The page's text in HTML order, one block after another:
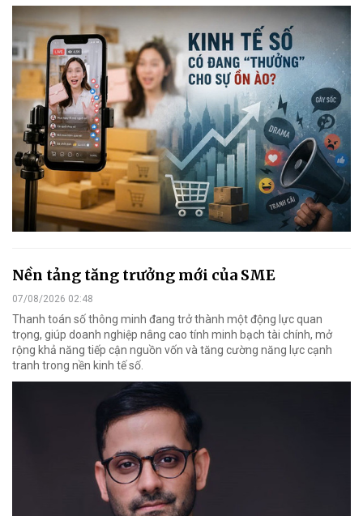
Nền tảng tăng trưởng mới của SME
07/08/2026 02:48
Thanh toán số thông minh đang trở thành một động lực quan
trọng, giúp doanh nghiệp nâng cao tính minh bạch tài chính, mở
rộng khả năng tiếp cận nguồn vốn và tăng cường năng lực cạnh
tranh trong nền kinh tế số.